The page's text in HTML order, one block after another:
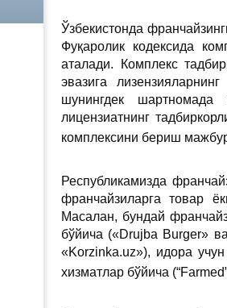
Ўзбекистонда
Фуқаролик кодексида
аталади. Комплекс
эвазига
шунингдек шартномада
лицензиатнинг
комплексини бериш
Республикамизда
франчайзиларга товар
Масалан, бундай
бўйича («Drujba Burger»
«Korzinka.uz»), идора
хизматлар бўйича